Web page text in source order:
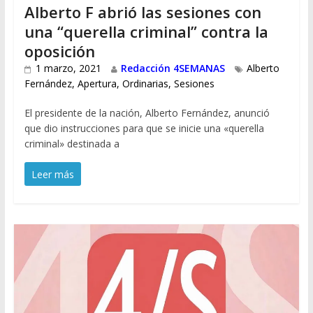
Alberto F abrió las sesiones con
una “querella criminal” contra la
oposición
1 marzo, 2021 Redacción 4SEMANAS
Alberto
Fernández, Apertura, Ordinarias, Sesiones
El presidente de la nación, Alberto Fernández, anunció
que dio instrucciones para que se inicie una «querella
criminal» destinada a
Leer más